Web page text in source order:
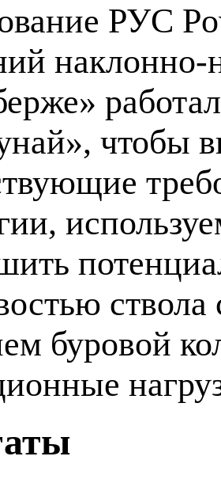
РУС
чтобы
буровой